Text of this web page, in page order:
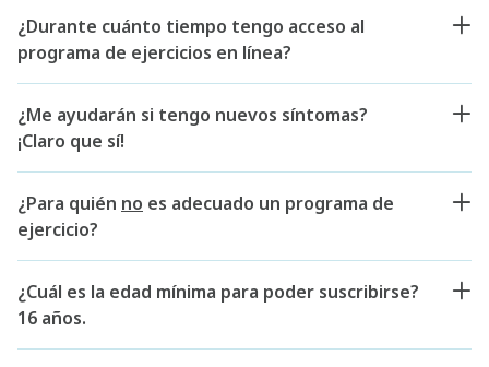
¿Durante cuánto tiempo tengo acceso al
programa de ejercicios en línea?
¿Me ayudarán si tengo nuevos síntomas?
¡Claro que sí!
¿Para quién no es adecuado un programa de
ejercicio?
¿Cuál es la edad mínima para poder suscribirse?
16 años.